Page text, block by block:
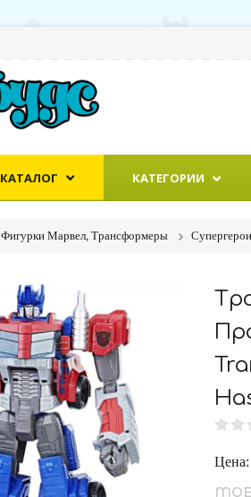
КАТАЛОГ КАТЕГОРИИ
Фигурки Марвел, Трансформеры Супергерои
Цена: